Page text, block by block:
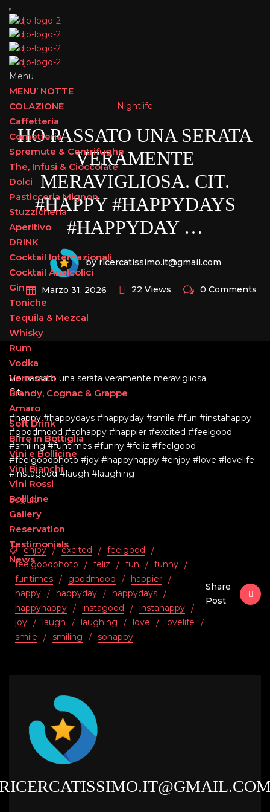
Menu
MENU’ NOTTE
COLAZIONE
Caffetteria
Cornetteria
Spremute & Centrifughe
The, Infusi & Cioccolate
Dolci
Pasticceria Mignon
Stuzzicheria
Aperitivo
DRINK
Cocktail Internazionali
Cocktail Analcolici
Gin
Toniche
Tequila & Mezcal
Whisky
Rum
Vodka
Vermouth
Brandy, Cognac & Grappe
Amaro
Soft Drink
Birre in Bottiglia
Vini e Bollicine
Vini Bianchi
Vini Rossi
Bollicine
Gallery
Reservation
Testimonials
News
Nightlife
HO PASSATO UNA SERATA
VERAMENTE
MERAVIGLIOSA. CIT.
#HAPPY #HAPPYDAYS
#HAPPYDAY …
by ricercatissimo.it@gmail.com
Marzo 31, 2026 22 Views 0 Comments
Ho passato una serata veramente meravigliosa.
Cit.
#happy #happydays #happyday #smile #fun #instahappy
#goodmood #sohappy #happier #excited #feelgood
#smiling #funtimes #funny #feliz #feelgood
#feelgoodphoto #joy #happyhappy #enjoy #love #lovelife
#instagood #laugh #laughing
Seguici
enjoy / excited / feelgood
/
feelgoodphoto
/ feliz / fun / funny /
funtimes / goodmood / happier /
happy / happyday / happydays /
happyhappy / instagood / instahappy /
joy / laugh / laughing / love / lovelife
/
smile
/ smiling / sohappy
Share
Post